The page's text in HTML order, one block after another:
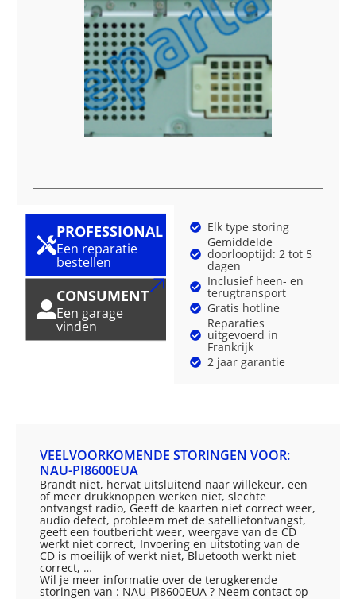
PROFESSIONAL
Een reparatie
bestellen
CONSUMENT
Een garage
vinden
Elk type storing
Gemiddelde
doorlooptijd: 2 tot 5
dagen
Inclusief heen- en
terugtransport
Gratis hotline
Reparaties
uitgevoerd in
Frankrijk
2 jaar garantie
VEELVOORKOMENDE STORINGEN VOOR:
NAU-PI8600EUA
Brandt niet, hervat uitsluitend naar willekeur, een
of meer drukknoppen werken niet, slechte
ontvangst radio, Geeft de kaarten niet correct weer,
audio defect, probleem met de satellietontvangst,
geeft een foutbericht weer, weergave van de CD
werkt niet correct, Invoering en uitstoting van de
CD is moeilijk of werkt niet, Bluetooth werkt niet
correct, …
Wil je meer informatie over de terugkerende
storingen van : NAU-PI8600EUA ? Neem contact op